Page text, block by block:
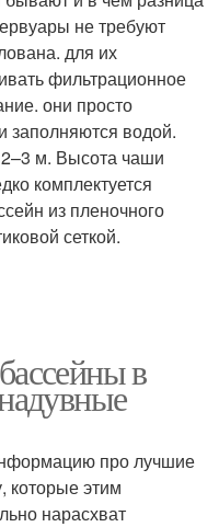
не требуют
для их
фильтрационное
они просто
заполняются водой.
м. Высота чаши
комплектуется
из пленочного
сеткой.
в
про лучшие
которые этим
нарасхват